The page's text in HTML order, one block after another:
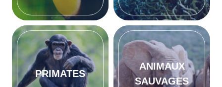
PRIMATES
ANIMAUX
SAUVAGES